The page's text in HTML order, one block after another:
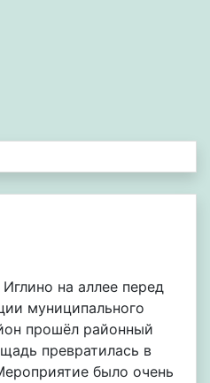
Иглино на аллее перед
муниципального
прошёл районный
превратилась в
было очень